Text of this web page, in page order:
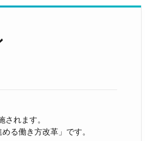
れます。
る働き方改革 」です。